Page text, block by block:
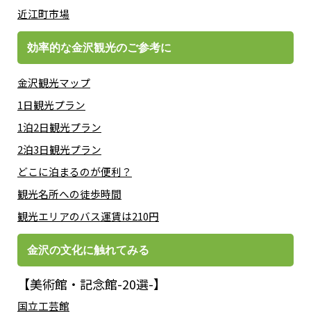
近江町市場
効率的な金沢観光のご参考に
金沢観光マップ
1日観光プラン
1泊2日観光プラン
2泊3日観光プラン
どこに泊まるのが便利？
観光名所への徒歩時間
観光エリアのバス運賃は210円
金沢の文化に触れてみる
【美術館・記念館-20選-】
国立工芸館